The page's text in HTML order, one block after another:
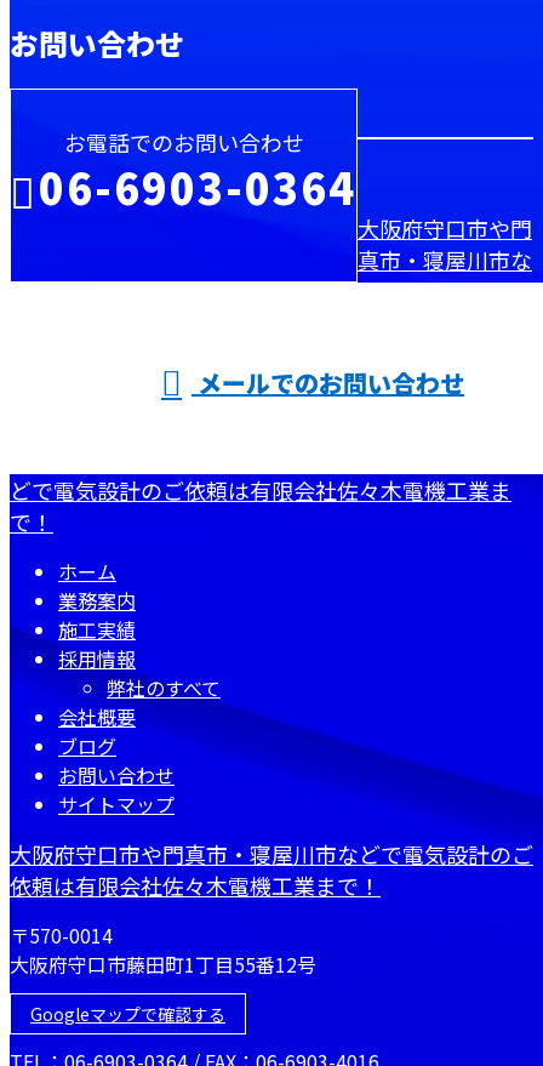
お問い合わせ
お電話でのお問い合わせ
06-6903-0364
メールでのお問い合わせ
大阪府守口市や門
真市・寝屋川市な
どで電気設計のご依頼は有限会社佐々木電機工業ま
で！
ホーム
業務案内
施工実績
採用情報
弊社のすべて
会社概要
ブログ
お問い合わせ
サイトマップ
大阪府守口市や門真市・寝屋川市などで電気設計のご
依頼は有限会社佐々木電機工業まで！
〒570-0014
大阪府守口市藤田町1丁目55番12号
Googleマップで確認する